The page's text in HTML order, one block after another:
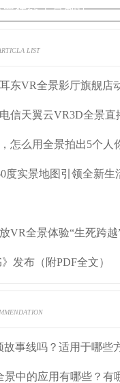
在线全景制作
LIST
怎么用全景拍出5个人
度实景地图引领全新生
VR全景体验“生死跨越
发布（附PDF全文）
事线吗？适用于哪些